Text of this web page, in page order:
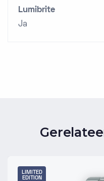
Lumibrite
Ja
LIMITED
EDITION